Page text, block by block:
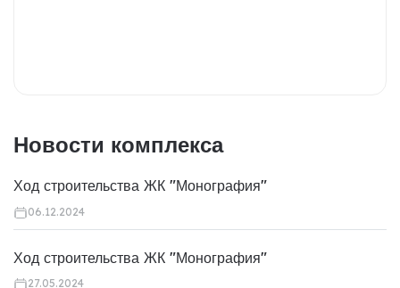
Новости комплекса
Ход строительства ЖК "Монография"
06.12.2024
Ход строительства ЖК "Монография"
27.05.2024